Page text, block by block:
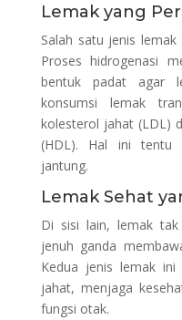
Lemak yang
Salah satu jenis
Proses hidrogenasi
bentuk padat agar
konsumsi lemak
kolesterol jahat (LDL)
(HDL). Hal ini tentu
jantung.
Lemak Sehat
Di sisi lain, lemak
jenuh ganda
Kedua jenis lemak
jahat, menjaga
fungsi otak.